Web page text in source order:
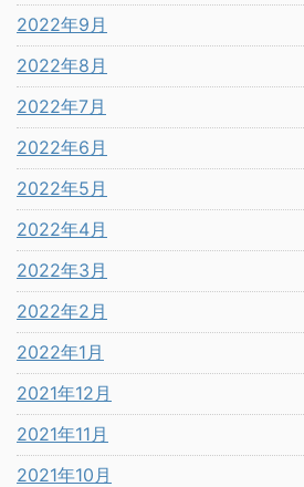
2022年9月
2022年8月
2022年7月
2022年6月
2022年5月
2022年4月
2022年3月
2022年2月
2022年1月
2021年12月
2021年11月
2021年10月